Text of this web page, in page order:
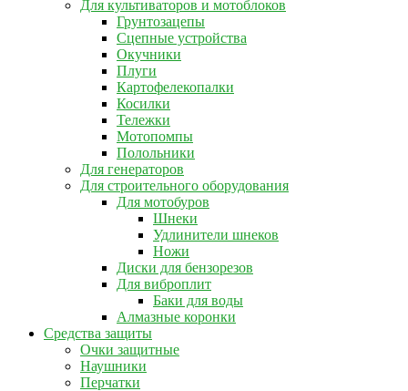
Для культиваторов и мотоблоков
Грунтозацепы
Сцепные устройства
Окучники
Плуги
Картофелекопалки
Косилки
Тележки
Мотопомпы
Полольники
Для генераторов
Для строительного оборудования
Для мотобуров
Шнеки
Удлинители шнеков
Ножи
Диски для бензорезов
Для виброплит
Баки для воды
Алмазные коронки
Средства защиты
Очки защитные
Наушники
Перчатки